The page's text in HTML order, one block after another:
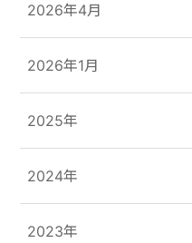
2026年4月
2026年1月
2025年
2024年
2023年